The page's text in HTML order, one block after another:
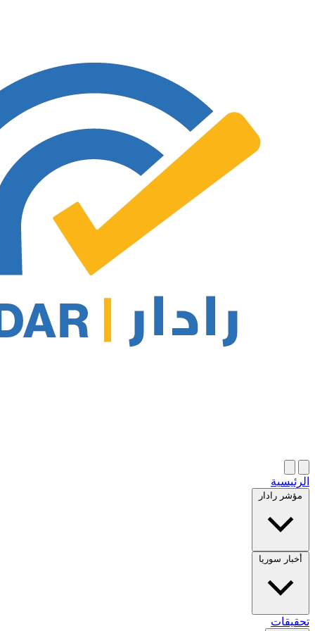
الرئيسية
مؤشر رادار
أخبار سوريا
تحقيقات